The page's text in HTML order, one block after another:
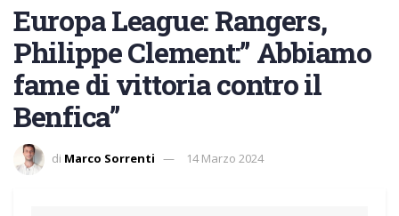
Europa League: Rangers,
Philippe Clement:” Abbiamo
fame di vittoria contro il
Benfica”
di Marco Sorrenti 14 Marzo 2024